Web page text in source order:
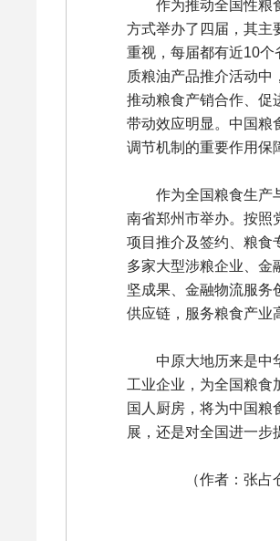
作为推动全国性粮
方式举办了四届，其主
重视，每届都有近10
质粮油产品推介活动中
推动粮食产销合作、促
带动效应明显。中国粮
调节机制的重要作用保
作为全国粮食生产
南省郑州市举办。按照
项目推介及签约、粮食
多家大型涉粮企业、金
坚成果、金融物流服务
供应链，服务粮食产业
中原大地历来是中
工业企业，为全国粮食
国人厨房，将为中国
展，还是对全国进一步
（作者：张占仓